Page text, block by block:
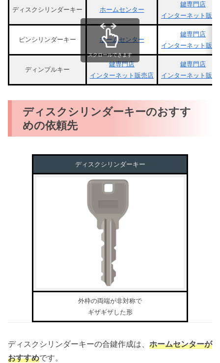
ディスクシリンダーキー ホームセンター
鍵専門店
インターネット販売
ピンシリンダーキー ホームセンター
鍵専門店
インターネット販売
ディンプルキー
鍵専門店
インターネット販売店
鍵専門店
インターネット販売
スクロールできます
ディスクシリンダーキーのおすす
めの依頼先
ディスクシリンダーキー
外枠の両端が非対称で
ギザギザした形
ディスクシリンダーキーの合鍵作成は、 ホームセンターが
おすすめです。